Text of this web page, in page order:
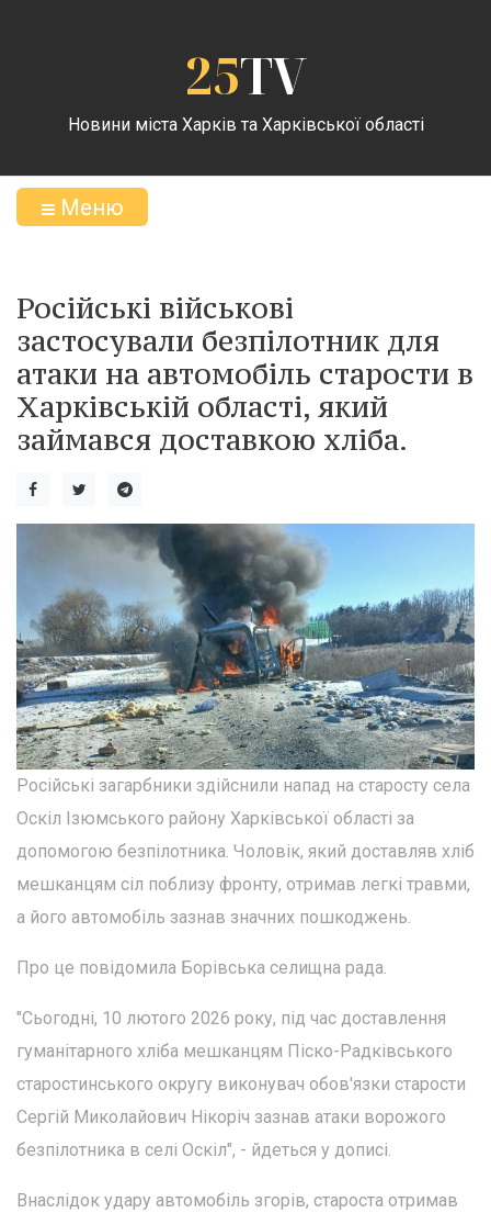
25TV
Новини міста Харків та Харківської області
Меню
Російські військові
застосували безпілотник для
атаки на автомобіль старости в
Харківській області, який
займався доставкою хліба.
Російські загарбники здійснили напад на старосту села
Оскіл Ізюмського району Харківської області за
допомогою безпілотника. Чоловік, який доставляв хліб
мешканцям сіл поблизу фронту, отримав легкі травми,
а його автомобіль зазнав значних пошкоджень.
Про це повідомила Борівська селищна рада.
"Сьогодні, 10 лютого 2026 року, під час доставлення
гуманітарного хліба мешканцям Піско-Радківського
старостинського округу виконувач обов'язки старости
Сергій Миколайович Нікоріч зазнав атаки ворожого
безпілотника в селі Оскіл", - йдеться у дописі.
Внаслідок удару автомобіль згорів, староста отримав